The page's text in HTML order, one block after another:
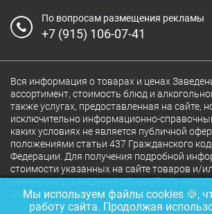
По вопросам размещения рекламы
+7 (915) 106-07-41
Вся информация о товарах и ценах
ассортимент, стоимость блюд и
также услугах, предоставленная на сайте,
исключительно информационно-
каких условиях не является публичной
положениями статьи 437 Гражданского
Федерации. Для получения подробной
стоимости указанных на сайте товаров и/
конкретного Заведения обращайтесь
Заведение.
Мы используем файлы cookies 🍪,
работу сайта. Продолжая